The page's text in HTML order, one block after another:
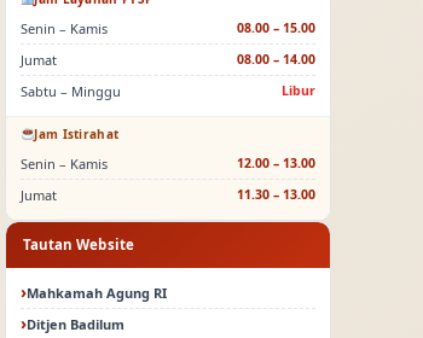
Senin – Kamis 08.00 – 15.00
Jumat 08.00 – 14.00
Sabtu – Minggu Libur
Jam Istirahat
Senin – Kamis 12.00 – 13.00
Jumat 11.30 – 13.00
Tautan Website
Mahkamah Agung RI
Ditjen Badilum